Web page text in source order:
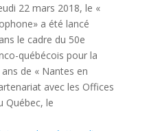
22 mars 2018, le «
a été lancé
le cadre du 50e
québécois pour la
de « Nantes en
avec les Offices
Québec, le